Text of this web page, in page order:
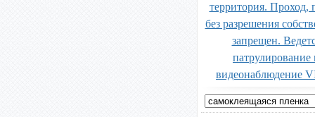
территория. Проход,
без разрешения
запрещен.
патрулирование
видеонаблюдение